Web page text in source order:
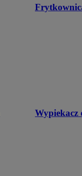
Wypiekacz